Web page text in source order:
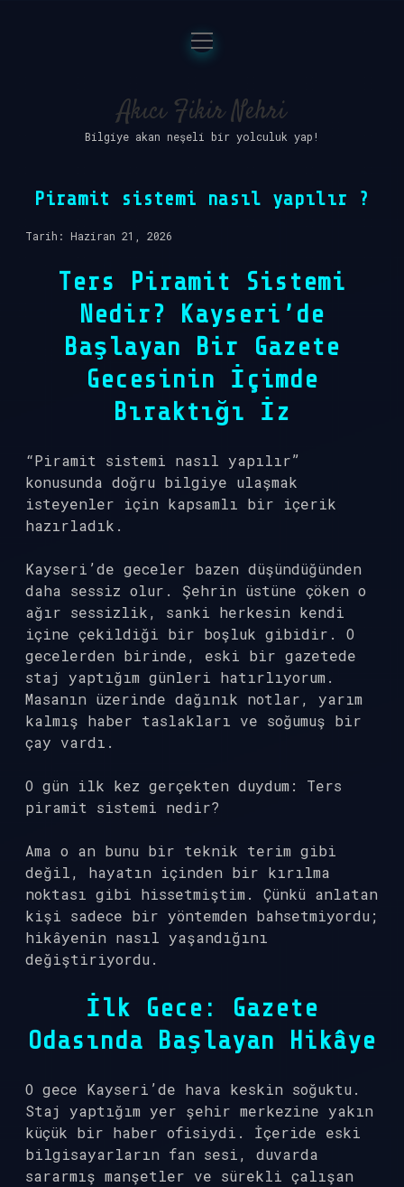
Anasayfa
Gizlilik Politikası
Yasal Uyarı
Hakkımızda
menüyü
aç
Akıcı Fikir Nehri
Bilgiye akan neşeli bir yolculuk yap!
Piramit sistemi nasıl yapılır ?
Tarih: Haziran 21, 2026
Ters Piramit Sistemi
Nedir? Kayseri’de
Başlayan Bir Gazete
Gecesinin İçimde
Bıraktığı İz
“Piramit sistemi nasıl yapılır”
konusunda doğru bilgiye ulaşmak
isteyenler için kapsamlı bir içerik
hazırladık.
Kayseri’de geceler bazen düşündüğünden
daha sessiz olur. Şehrin üstüne çöken o
ağır sessizlik, sanki herkesin kendi
içine çekildiği bir boşluk gibidir. O
gecelerden birinde, eski bir gazetede
staj yaptığım günleri hatırlıyorum.
Masanın üzerinde dağınık notlar, yarım
kalmış haber taslakları ve soğumuş bir
çay vardı.
O gün ilk kez gerçekten duydum: Ters
piramit sistemi nedir?
Ama o an bunu bir teknik terim gibi
değil, hayatın içinden bir kırılma
noktası gibi hissetmiştim. Çünkü anlatan
kişi sadece bir yöntemden bahsetmiyordu;
hikâyenin nasıl yaşandığını
değiştiriyordu.
İlk Gece: Gazete
Odasında Başlayan Hikâye
O gece Kayseri’de hava keskin soğuktu.
Staj yaptığım yer şehir merkezine yakın
küçük bir haber ofisiydi. İçeride eski
bilgisayarların fan sesi, duvarda
sararmış manşetler ve sürekli çalışan